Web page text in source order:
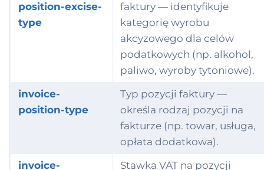
position-excise-
type
faktury — identyfikuje
kategorię wyrobu
akcyzowego dla celów
podatkowych (np. alkohol,
paliwo, wyroby tytoniowe).
invoice-
position-type
Typ pozycji faktury —
określa rodzaj pozycji na
fakturze (np. towar, usługa,
opłata dodatkowa).
invoice-
Stawka VAT na pozycji